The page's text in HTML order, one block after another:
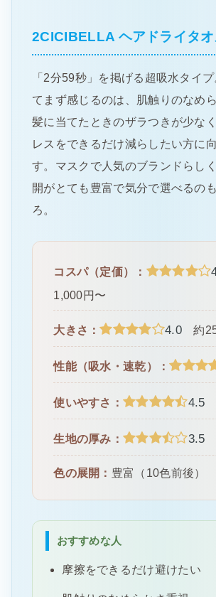
2CICIBELLA ヘアドライタ
「2分59秒」を掲げる超吸水タイ
てまず感じるのは、肌触りのなめ
髪に当てたときのザラつきが少な
レスをできるだけ減らしたい方に
す。マスクで人気のブランドらし
開がとても豊富で気分で選べるの
ろ。
コスパ（定価）：
1,000円〜
大きさ： 4.0 約
性能（吸水・速乾）：
使いやすさ： 4.5
生地の厚み： 3.5
色の展開： 豊富（10色前後）
おすすめな人
摩擦をできるだけ避けたい